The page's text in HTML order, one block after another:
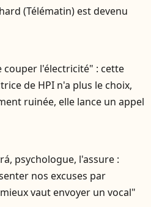
(Télématin) est devenu
couper l'électricité" : cette
de HPI n'a plus le choix,
ruinée, elle lance un appel
psychologue, l'assure :
nos excuses par
vaut envoyer un vocal"